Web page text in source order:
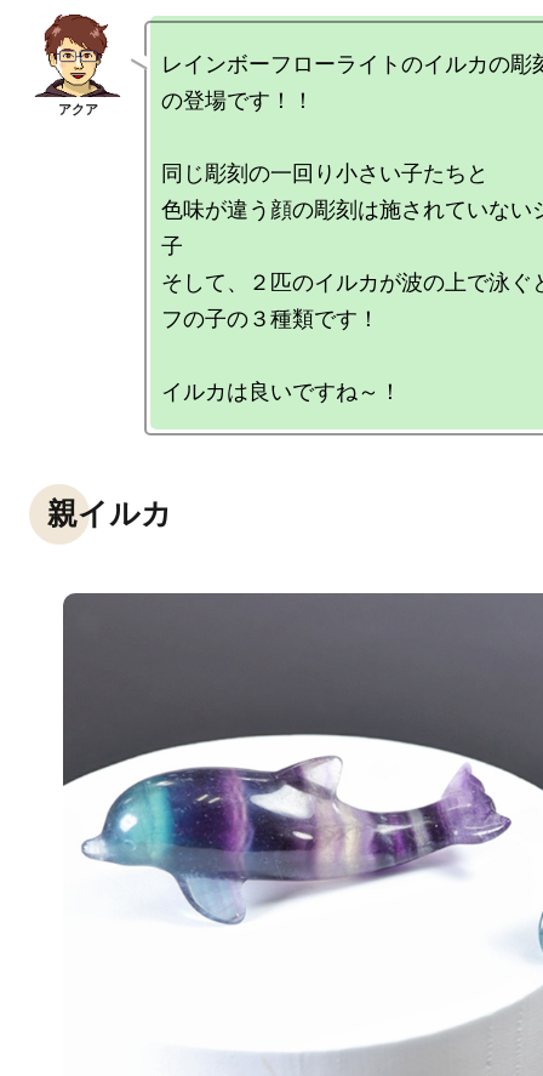
レインボーフローライトのイルカの彫
の登場です！！
同じ彫刻の一回り小さい子たちと
色味が違う顔の彫刻は施されていない
子
そして、２匹のイルカが波の上で泳ぐ
フの子の３種類です！
親イルカ